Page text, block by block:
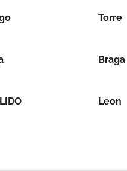
Torre
Braga
Leon